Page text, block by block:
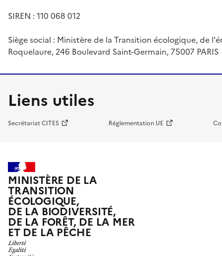
SIREN : 110 068 012
Siège social : Ministère de la Transition écologique, de
Roquelaure, 246 Boulevard Saint-Germain, 75007 PARIS
Liens utiles
Secrétariat CITES Réglementation UE
MINISTÈRE DE LA
TRANSITION
ÉCOLOGIQUE,
DE LA BIODIVERSITÉ,
DE LA FORÊT, DE LA MER
ET DE LA PÊCHE